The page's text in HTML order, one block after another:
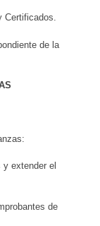
Certificados.
de la
extender el
de